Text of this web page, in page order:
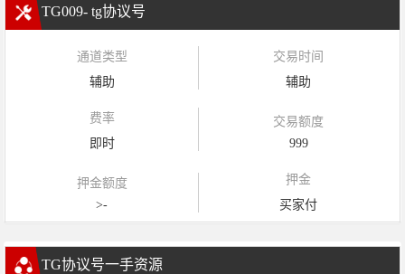
TG009- tg协议号
通道类型
辅助
交易时间
辅助
费率
即时
交易额度
999
押金额度
>-
押金
买家付
TG协议号一手资源